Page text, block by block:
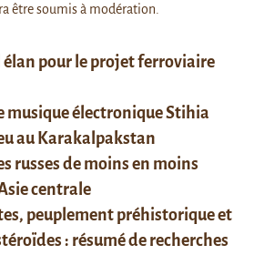
élan pour le projet ferroviaire
musique électronique Stihia
au Karakalpakstan
russes de moins en moins
centrale
peuplement préhistorique et
: résumé de recherches
être soumis à modération.